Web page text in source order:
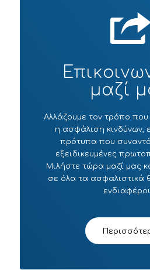
μαζί
Αλλάζουμε τον τρόπο που
η ασφάλιση κινδύνων,
πρότυπα που
εξειδικευμένες
Μιλήστε τώρα μαζί μας
σε όλα τα ασφαλιστικά